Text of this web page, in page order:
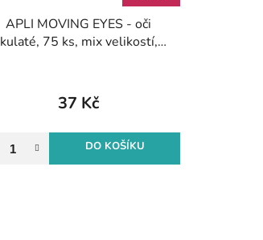
APLI MOVING EYES - oči
kulaté, 75 ks, mix velikostí,
37 Kč
DO KOŠÍKU